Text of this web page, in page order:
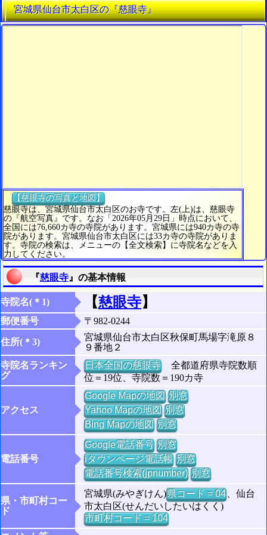
宮城県仙台市太白区の『慈眼寺』
【慈眼寺の写真と地図】
慈眼寺は、宮城県仙台市太白区のお寺です。左(上)は、慈眼寺
の『航空写真』です。なお「2026年05月29日」時点において、
全国には76,660カ寺の寺院があります。宮城県には940カ寺の寺
院があります。宮城県仙台市太白区には33カ寺の寺院がありま
す。寺院の検索は、メニューの【全文検索】に寺院名などを入
力してください。
『慈眼寺 』の基本情報
寺院名(＊1) 【慈眼寺】
郵便番号 〒982-0244
住所(＊3)
宮城県仙台市太白区秋保町馬場字滝原８
９番地２
寺院名ランキン
グ
日本全国の慈眼寺全都道府県寺院数順
位＝19位、寺院数＝190カ寺
アクセス
Google Mapの地図 別窓
Yahoo Mapの地図 別窓
Bing Mapの地図 別窓
電話番号
Google電話番号 別窓
iタウンページ電話帳 別窓
電話番号検索(jpnumber) 別窓
県・市町村コー
ド
宮城県(みやぎけん)県コード = 04、仙台
市太白区(せんだいしたいはくく)
市町村コード = 104